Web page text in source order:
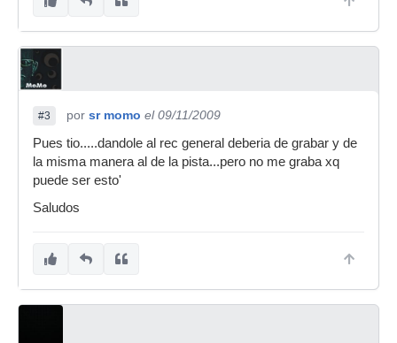
#3 por sr momo el 09/11/2009
Pues tio.....dandole al rec general deberia de grabar y de
la misma manera al de la pista...pero no me graba xq
puede ser esto'
Saludos